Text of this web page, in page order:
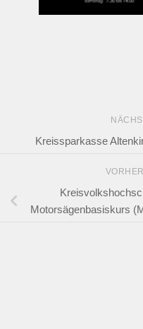
Kreissparkasse
Motorsägenbasiskurs